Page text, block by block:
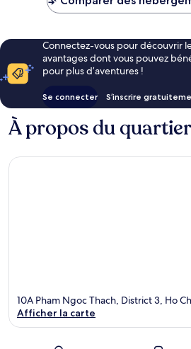
Connectez-vous pour découvrir
avantages dont vous pouvez
pour plus d’aventures !
Se connecter S’inscrire
À propos du quartier
10A Pham Ngoc Thach, District 3, Ho
Afficher la carte